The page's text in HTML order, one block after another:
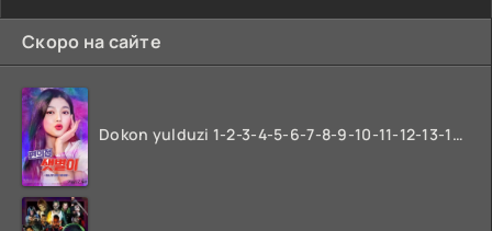
Скоро на сайте
Dokon yulduzi 1-2-3-4-5-6-7-8-9-10-11-12-13-14-15-16-17 Qism Uzbek tilida koreya seryali barcha qismlari o'zbek tilida